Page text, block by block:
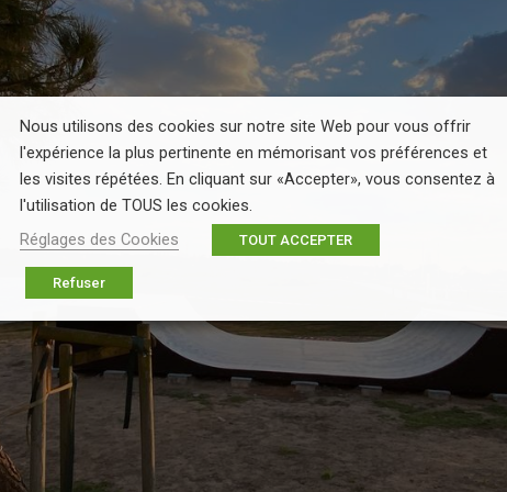
Nous utilisons des cookies sur notre site Web pour vous offrir
l'expérience la plus pertinente en mémorisant vos préférences et
les visites répétées. En cliquant sur «Accepter», vous consentez à
l'utilisation de TOUS les cookies.
Réglages des Cookies
TOUT ACCEPTER
Refuser